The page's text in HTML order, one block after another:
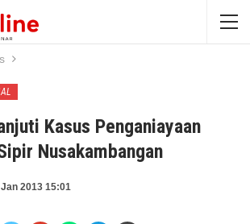
Kasus Penganiayaan
Nusakambangan
2013 15:01